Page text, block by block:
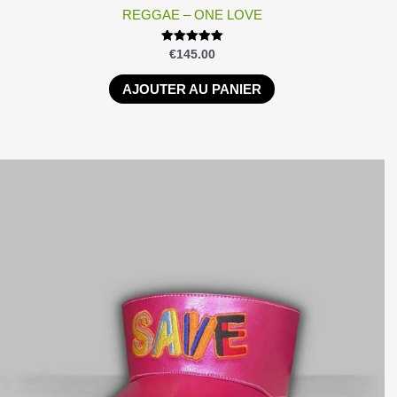
REGGAE – ONE LOVE
Note
sur 5
€145.00
AJOUTER AU PANIER